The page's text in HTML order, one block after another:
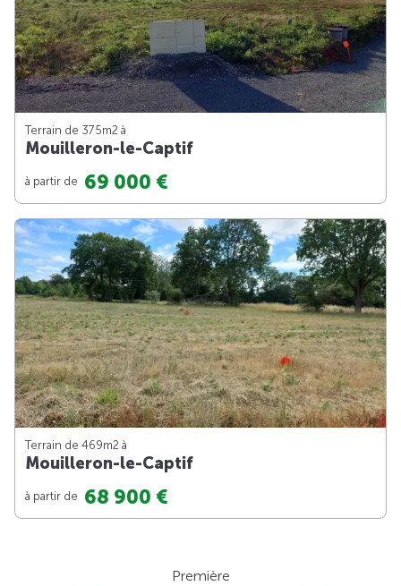
Terrain de 375m2 à
Mouilleron-le-Captif
à partir de 69 000 €
Terrain de 469m2 à
Mouilleron-le-Captif
à partir de 68 900 €
Première